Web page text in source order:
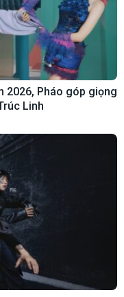
2026, Pháo góp giọng
Linh